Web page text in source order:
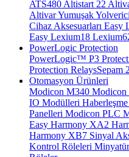
ATS480 Altistart 22
Altivar Yumuşak
Cihaz Aksesuarları Easy
Easy Lexium18
PowerLogic Protection
PowerLogic™ P3
Protection Relays​Sepam
Otomasyon Ürünleri
Modicon M340 Modicon
IO Modülleri
Panelleri Modicon PLC
Easy Harmony XA2
Harmony XB7 Sinyal
Kontrol Röleleri